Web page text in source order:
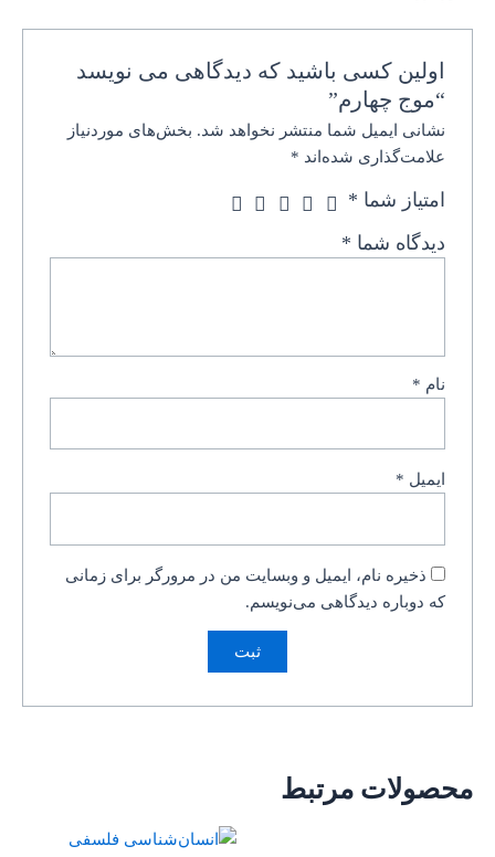
اولین کسی باشید که دیدگاهی می نویسد
“موج چهارم”
نشانی ایمیل شما منتشر نخواهد شد. بخش‌های موردنیاز
علامت‌گذاری شده‌اند *
امتیاز شما *
دیدگاه شما *
نام *
ایمیل *
ذخیره نام، ایمیل و وبسایت من در مرورگر برای زمانی
که دوباره دیدگاهی می‌نویسم.
محصولات مرتبط